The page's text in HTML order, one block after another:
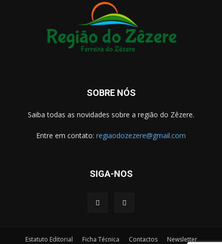
SOBRE NÓS
Saiba todas as novidades sobre a região do Zêzere.
Entre em contato: regiaodozezere@gmail.com
SIGA-NOS
Estatuto Editorial Ficha Técnica Contactos Newsletter